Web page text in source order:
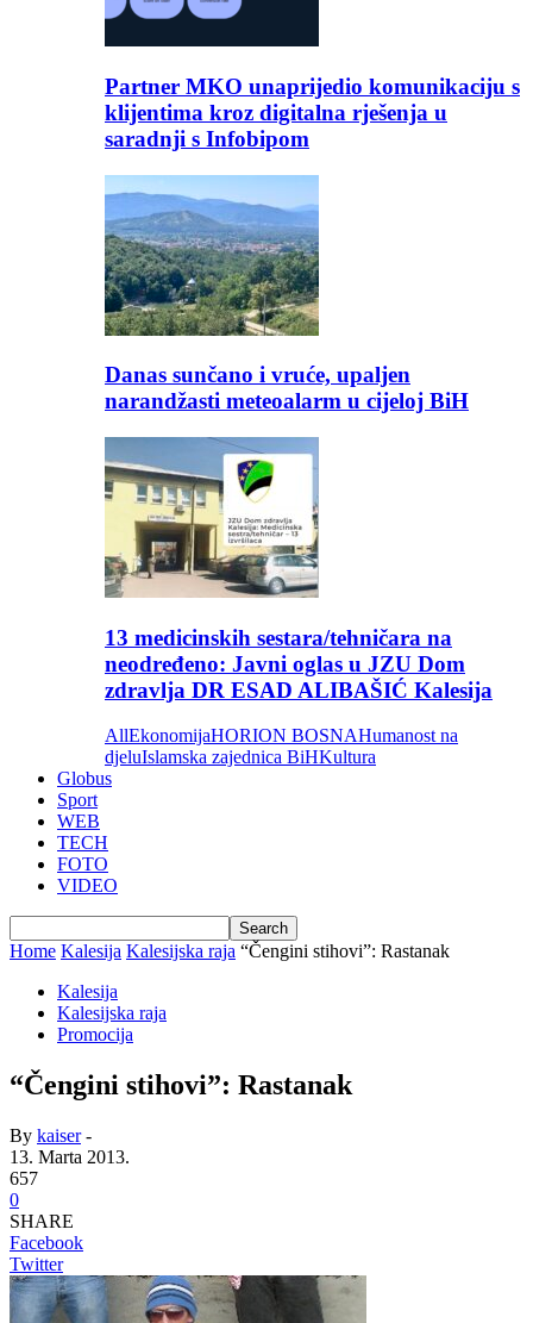
Partner MKO unaprijedio komunikaciju s
klijentima kroz digitalna rješenja u
saradnji s Infobipom
Danas sunčano i vruće, upaljen
narandžasti meteoalarm u cijeloj BiH
13 medicinskih sestara/tehničara na
neodređeno: Javni oglas u JZU Dom
zdravlja DR ESAD ALIBAŠIĆ Kalesija
AllEkonomijaHORION BOSNAHumanost na
djeluIslamska zajednica BiHKultura
Globus
Sport
WEB
TECH
FOTO
VIDEO
Home Kalesija Kalesijska raja “Čengini stihovi”: Rastanak
Kalesija
Kalesijska raja
Promocija
“Čengini stihovi”: Rastanak
By kaiser-
13. Marta 2013.
657
0
SHARE
Facebook
Twitter